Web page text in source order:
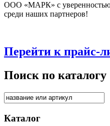
ООО «МАРК» с уверенностью
среди наших партнеров!
Перейти к прайс-
Поиск по каталогу
Каталог